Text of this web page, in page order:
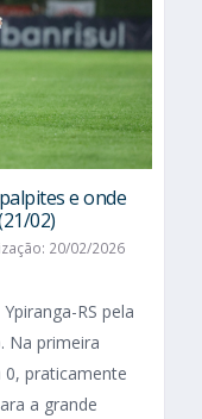
e onde
02)
20/02/2026
RS pela
Na primeira
praticamente
a grande